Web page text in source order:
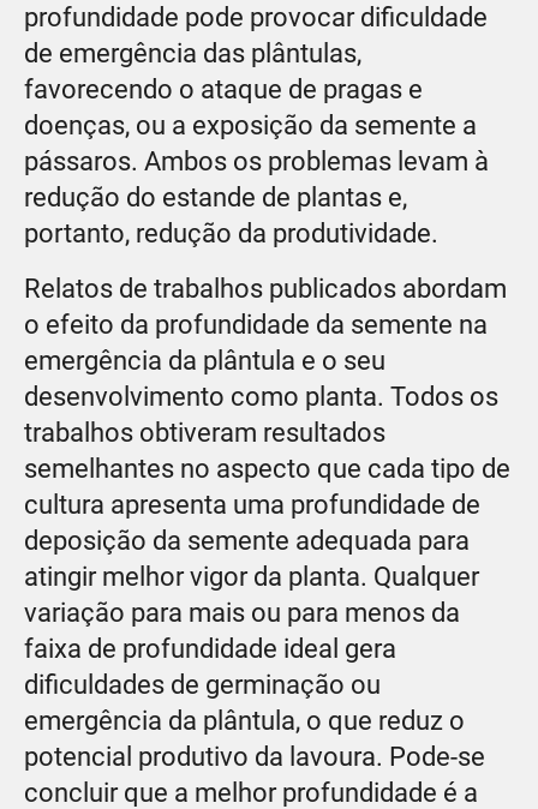
profundidade pode provocar dificuldade
de emergência das plântulas,
favorecendo o ataque de pragas e
doenças, ou a exposição da semente a
pássaros. Ambos os problemas levam à
redução do estande de plantas e,
portanto, redução da produtividade.
Relatos de trabalhos publicados abordam
o efeito da profundidade da semente na
emergência da plântula e o seu
desenvolvimento como planta. Todos os
trabalhos obtiveram resultados
semelhantes no aspecto que cada tipo de
cultura apresenta uma profundidade de
deposição da semente adequada para
atingir melhor vigor da planta. Qualquer
variação para mais ou para menos da
faixa de profundidade ideal gera
dificuldades de germinação ou
emergência da plântula, o que reduz o
potencial produtivo da lavoura. Pode-se
concluir que a melhor profundidade é a